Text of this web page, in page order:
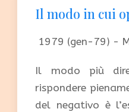
Il modo in cui
1979 (gen-79) -
Il modo più
rispondere
del negativo è